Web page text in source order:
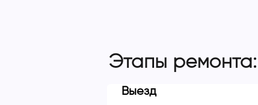
Этапы ремонта:
Выезд